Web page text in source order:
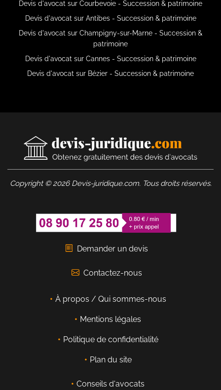
Devis d'avocat sur Courbevoie - Succession & patrimoine
Devis d'avocat sur Antibes - Succession & patrimoine
Devis d'avocat sur Champigny-sur-Marne - Succession &
patrimoine
Devis d'avocat sur Cannes - Succession & patrimoine
Devis d'avocat sur Bézier - Succession & patrimoine
Copyright © 2026 Devis-juridique.com. Tous droits réservés.
Demander un devis
Contactez-nous
À propos / Qui sommes-nous
Mentions légales
Politique de confidentialité
Plan du site
Conseils d'avocats